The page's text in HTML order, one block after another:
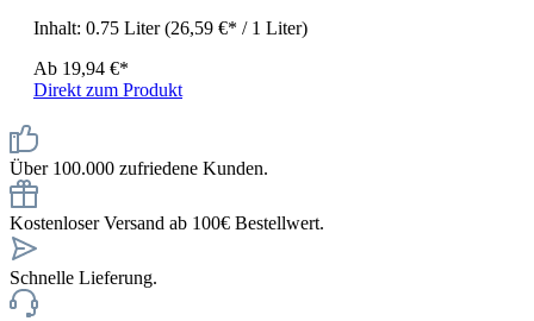
Inhalt: 0.75 Liter(26,59 €* / 1 Liter)
Ab 19,94 €*
Direkt zum Produkt
Über 100.000 zufriedene Kunden.
Kostenloser Versand ab 100€ Bestellwert.
Schnelle Lieferung.